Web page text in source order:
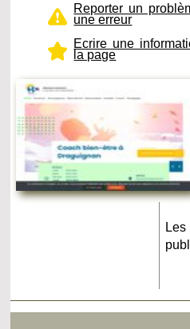
Reporter un
une erreur
Ecrire une
la page